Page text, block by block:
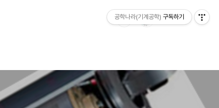
공학나라(기계공학) 구독하기